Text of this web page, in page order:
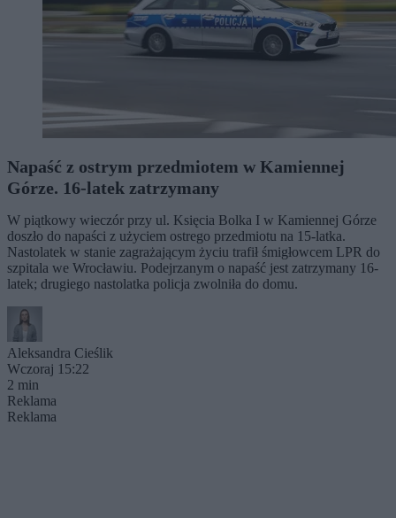
Napaść z ostrym przedmiotem w Kamiennej
Górze. 16-latek zatrzymany
W piątkowy wieczór przy ul. Księcia Bolka I w Kamiennej Górze
doszło do napaści z użyciem ostrego przedmiotu na 15-latka.
Nastolatek w stanie zagrażającym życiu trafił śmigłowcem LPR do
szpitala we Wrocławiu. Podejrzanym o napaść jest zatrzymany 16-
latek; drugiego nastolatka policja zwolniła do domu.
Aleksandra Cieślik
Wczoraj 15:22
2 min
Reklama
Reklama